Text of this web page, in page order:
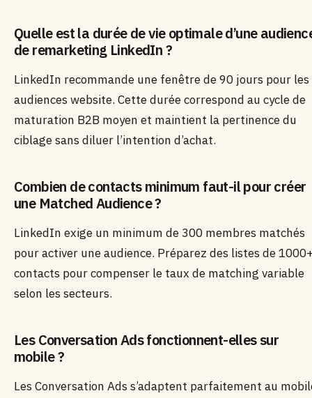
Quelle est la durée de vie optimale d’une
de remarketing LinkedIn ?
LinkedIn recommande une fenêtre de 90 jours pour les
audiences website. Cette durée correspond au cycle de
maturation B2B moyen et maintient la pertinence du
ciblage sans diluer l’intention d’achat.
Combien de contacts minimum faut-il pour créer
une Matched Audience ?
LinkedIn exige un minimum de 300 membres matchés
pour activer une audience. Préparez des listes de
contacts pour compenser le taux de matching variable
selon les secteurs.
Les Conversation Ads fonctionnent-elles sur
mobile ?
Les Conversation Ads s’adaptent parfaitement au